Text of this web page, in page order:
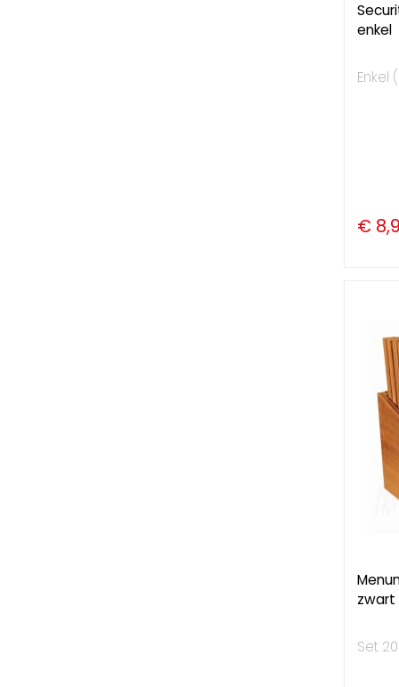
enkel
Enkel
€
zwart
Set